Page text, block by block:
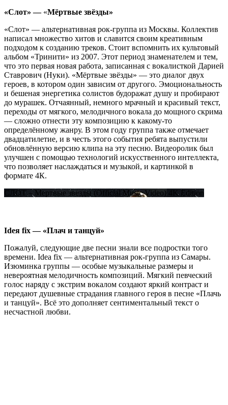
«Слот» —«Мёртвые звёзды»
«Слот» — альтернативная рок-группа из Москвы. Коллектив
написал множество хитов и славится своим креативным
подходом к созданию треков. Стоит вспомнить их культовый
альбом «Тринити» из 2007. Этот период знаменателем и тем,
что это первая новая работа, записанная с вокалисткой Дарией
Ставрович (Нуки). «Мёртвые звёзды» — это диалог двух
героев, в котором один зависим от другого. Эмоциональность
и бешеная энергетика солистов будоражат душу и пробирают
до мурашек. Отчаянный, немного мрачный и красивый текст,
переходы от мягкого, мелодичного вокала до мощного скрима
— сложно отнести эту композицию к какому-то
определённому жанру. В этом году группа также отмечает
двадцатилетие, и в честь этого события ребята выпустили
обновлённую версию клипа на эту песню. Видеоролик был
улучшен с помощью технологий искусственного интеллекта,
что позволяет наслаждаться и музыкой, и картинкой в
формате 4К.
СЛОТ – Мертвые звезды (Official Music Video) 4K Edition
Ideя fix — «Плач и танцуй»
Пожалуй, следующие две песни знали все подростки того
времени. Idea fix — альтернативная рок-группа из Самары.
Изюминка группы — особые музыкальные размеры и
невероятная мелодичность композиций. Мягкий певческий
голос наряду с экстрим вокалом создают яркий контраст и
передают душевные страдания главного героя в песне «Плачь
и танцуй». Всё это дополняет сентиментальный текст о
несчастной любви.